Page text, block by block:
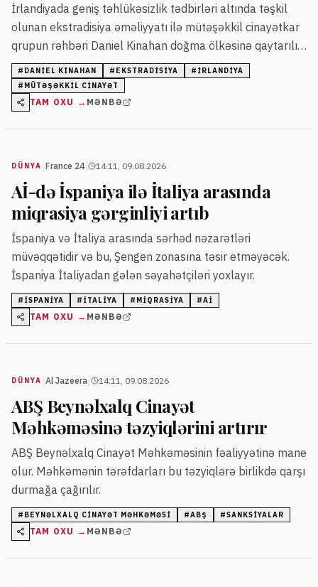
İrlandiyada geniş təhlükəsizlik tədbirləri altında təşkil
olunan ekstradisiya əməliyyatı ilə mütəşəkkil cinayətkar
qrupun rəhbəri Daniel Kinahan doğma ölkəsinə qaytarılır.
Kinahanın İrlandiyada Xüsusi Cinayət Məhkəməsində
mühakiməsi planlaşdırılır.
# DANIEL KINAHAN # EKSTRADISIYA # İRLANDIYA
# MÜTƏŞƏKKIL CINAYƏT
TAM OXU → MƏNBƏ
DÜNYA France 24| 14:11, 09.08.2026
Aİ-də İspaniya ilə İtaliya arasında
miqrasiya gərginliyi artıb
İspaniya və İtaliya arasında sərhəd nəzarətləri
müvəqqətidir və bu, Şengen zonasına təsir etməyəcək.
İspaniya İtaliyadan gələn səyahətçiləri yoxlayır.
# İSPANIYA # İTALIYA # MIQRASIYA #Aİ
TAM OXU → MƏNBƏ
DÜNYA Al Jazeera 14:11, 09.08.2026
ABŞ Beynəlxalq Cinayət
Məhkəməsinə təzyiqlərini artırır
ABŞ Beynəlxalq Cinayət Məhkəməsinin fəaliyyətinə mane
olur. Məhkəmənin tərəfdarları bu təzyiqlərə birlikdə qarşı
durmağa çağırılır.
# BEYNƏLXALQ CINAYƏT MƏHKƏMƏSI #ABŞ #SANKSIYALAR
TAM OXU → MƏNBƏ